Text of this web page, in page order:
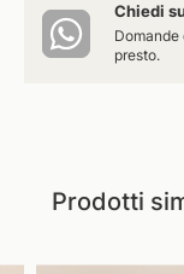
Chiedi
Domande
presto.
Prodotti